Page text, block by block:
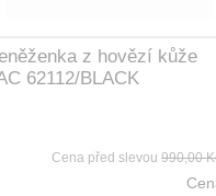
z hovězí kůže
62112/BLACK
Cena před slevou 990,00